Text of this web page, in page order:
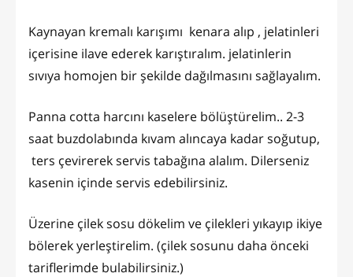
Kaynayan kremalı karışımı kenara alıp , jelatinleri
içerisine ilave ederek karıştıralım. jelatinlerin
sıvıya homojen bir şekilde dağılmasını sağlayalım.
Panna cotta harcını kaselere bölüştürelim.. 2-3
saat buzdolabında kıvam alıncaya kadar soğutup,
ters çevirerek servis tabağına alalım. Dilerseniz
kasenin içinde servis edebilirsiniz.
Üzerine çilek sosu dökelim ve çilekleri yıkayıp ikiye
bölerek yerleştirelim. (çilek sosunu daha önceki
tariflerimde bulabilirsiniz.)